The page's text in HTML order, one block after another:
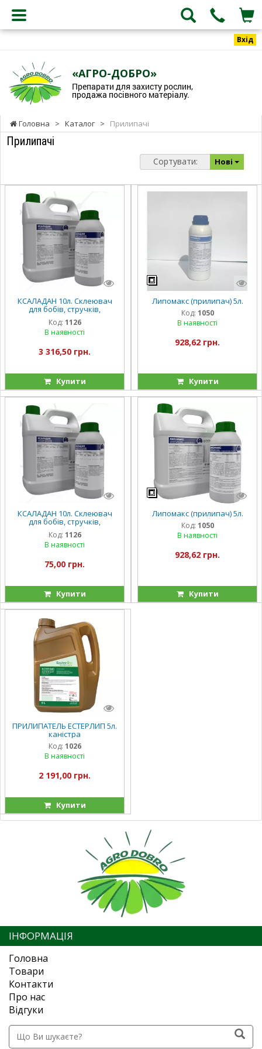
Вхід
«АГРО-ДОБРО»
Препарати для захисту рослин,
продажа посівного матеріалу.
Головна > Каталог > Прилипачі
Прилипачі
Сортувати: Нові
КСАЛАДАН 10л. Склеювач
для бобів, стручків,
коробочок.
Код: 1126
В наявності
3 316,50 грн.
Купити
Липомакс (прилипач) 5л.
Код: 1050
В наявності
928,62 грн.
Купити
КСАЛАДАН 10л. Склеювач
для бобів, стручків,
коробочок.
Код: 1126
В наявності
75,00 грн.
Купити
Липомакс (прилипач) 5л.
Код: 1050
В наявності
928,62 грн.
Купити
ПРИЛИПАТЕЛЬ ЕСТЕРЛИП 5л.
каністра
Код: 1026
В наявності
2 191,00 грн.
Купити
ІНФОРМАЦІЯ
Головна
Товари
Контакти
Про нас
Відгуки